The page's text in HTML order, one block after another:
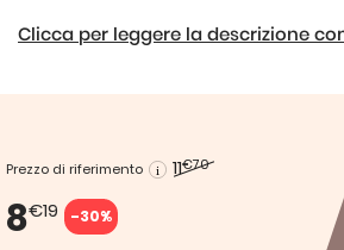
Clicca per leggere la descrizione
Prezzo di riferimento 11€70
8€19 -30%